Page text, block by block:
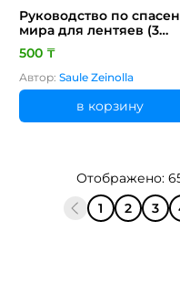
Руководство по
мира для лентяев (3
уровень)
500 ₸
Автор: Saule Zeinolla
в корзину
Отображено:
1
2 3